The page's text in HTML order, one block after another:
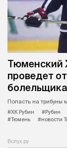
Тюменский
проведет
Попасть на трибуны
#ХК Рубин
#Рубин
#Тюмень
#новости
Вслух.ру